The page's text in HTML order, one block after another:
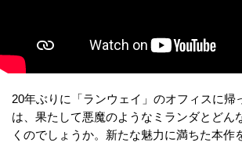
20年ぶりに「ランウェイ」のオフィスに帰
は、果たして悪魔のようなミランダとどん
くのでしょうか。新たな魅力に満ちた本作